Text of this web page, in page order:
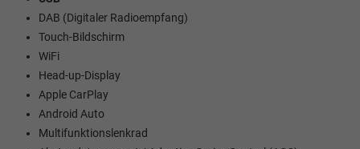
DAB (Digitaler Radioempfang)
Touch-Bildschirm
WiFi
Head-up-Display
Apple CarPlay
Android Auto
Multifunktionslenkrad